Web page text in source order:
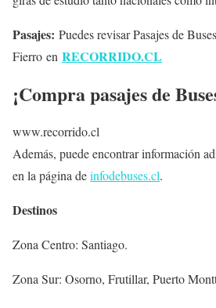
Pasajes: Puedes revisar Pasajes de Buses
Fierro en RECORRIDO.CL
¡Compra pasajes de
www.recorrido.cl
Además, puede encontrar información
en la página deinfodebuses.cl.
Destinos
Zona Centro: Santiago.
Zona Sur: Osorno, Frutillar, Puerto